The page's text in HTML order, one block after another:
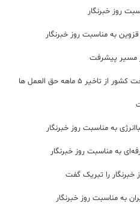
روز خبرنگار
به مناسبت روز خبرنگار
در مسیر پیشرفت
۵ ماهه حق العمل ها
به مناسبت روز خبرنگار
به مناسبت روز خبرنگار
خبرنگار را تبریک گفت
به مناسبت روز خبرنگار